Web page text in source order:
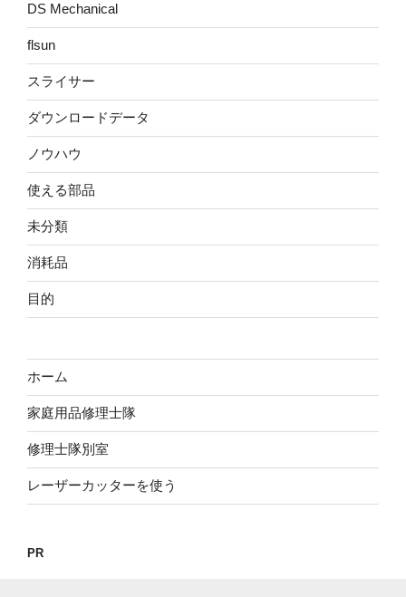
DS Mechanical
flsun
スライサー
ダウンロードデータ
ノウハウ
使える部品
未分類
消耗品
目的
ホーム
家庭用品修理士隊
修理士隊別室
レーザーカッターを使う
PR